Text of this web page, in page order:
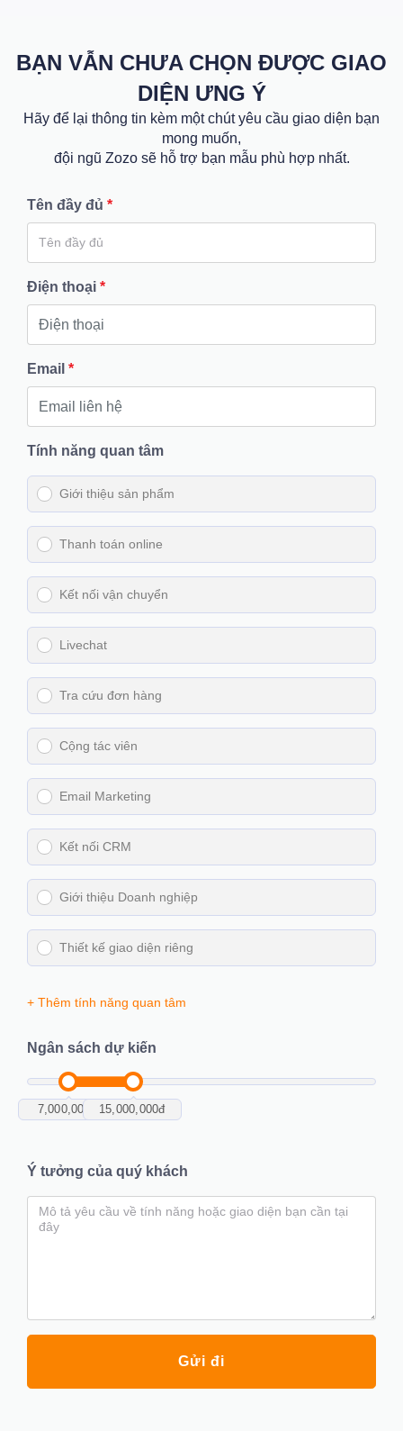
BẠN VẪN CHƯA CHỌN ĐƯỢC GIAO
DIỆN ƯNG Ý
Hãy để lại thông tin kèm một chút yêu cầu giao diện bạn
mong muốn,
đội ngũ Zozo sẽ hỗ trợ bạn mẫu phù hợp nhất.
Tên đầy đủ *
Điện thoại *
Email *
Tính năng quan tâm
Giới thiệu sản phẩm
Thanh toán online
Kết nối vận chuyển
Livechat
Tra cứu đơn hàng
Cộng tác viên
Email Marketing
Kết nối CRM
Giới thiệu Doanh nghiệp
Thiết kế giao diện riêng
+ Thêm tính năng quan tâm
Ngân sách dự kiến
7,000,000 15,000,000đ
Ý tưởng của quý khách
Gửi đi